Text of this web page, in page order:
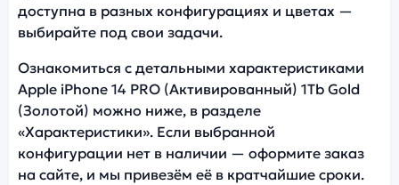
доступна в разных конфигурациях и цветах —
выбирайте под свои задачи.
Ознакомиться с детальными характеристиками
Apple iPhone 14 PRO (Активированный) 1Tb Gold
(Золотой) можно ниже, в разделе
«Характеристики». Если выбранной
конфигурации нет в наличии — оформите заказ
на сайте, и мы привезём её в кратчайшие сроки.